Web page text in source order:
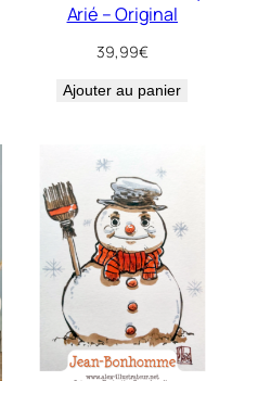
Arié – Original
39,99€
Ajouter au panier